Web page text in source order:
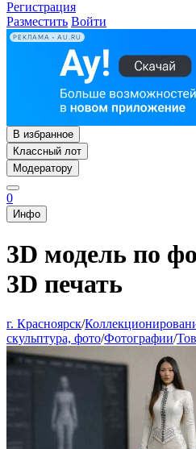
Регистрация
Разместить Войти
РЕКЛАМА • AU.RU
В избранное
Классный лот
Модератору
0
Инфо
3D модель по
3D печать
г. Красноярск/
скульптура, фото/Фотографии/